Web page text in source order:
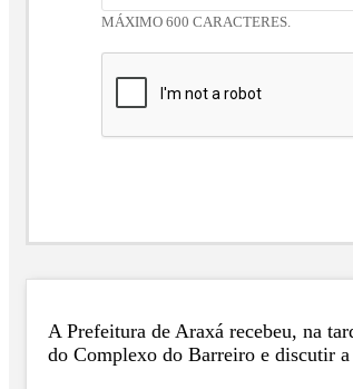
MÁXIMO 600 CARACTERES.
A Prefeitura de Araxá recebeu, na
do Complexo do Barreiro e discutir